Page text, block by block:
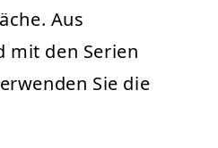
Aus
mit den Serien
Sie die